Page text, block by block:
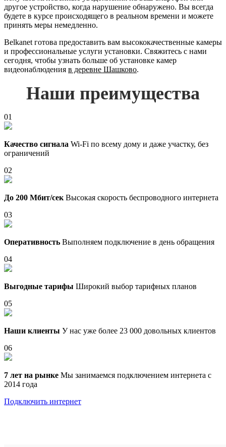
другое устройство, когда нарушение обнаружено. Вы всегда
будете в курсе происходящего в реальном времени и можете
принять меры немедленно.
Belkanet готова предоставить вам высококачественные камеры
и профессиональные услуги установки. Свяжитесь с нами
сегодня, чтобы узнать больше об установке камер
видеонаблюдения в деревне Шашково.
Наши преимущества
01
Качество сигнала Wi-Fi по всему дому и даже участку, без
ограничений
02
До 200 Мбит/сек Высокая скорость беспроводного интернета
03
Оперативность Выполняем подключение в день обращения
04
Выгодные тарифы Широкий выбор тарифных планов
05
Наши клиенты У нас уже более 23 000 довольных клиентов
06
7 лет на рынке Мы занимаемся подключением интернета с
2014 года
Подключить интернет